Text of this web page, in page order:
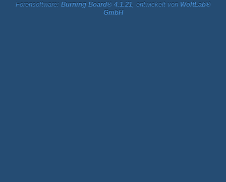
Forensoftware: Burning Board® 4.1.21, entwickelt von WoltLab®
GmbH